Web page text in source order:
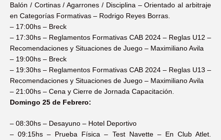
Balón / Cortinas / Agarrones / Disciplina – Orientado al arbitraje
en Categorías Formativas – Rodrigo Reyes Borras.
– 17:00hs – Breck
– 17:30hs – Reglamentos Formativas CAB 2024 – Reglas U12 –
Recomendaciones y Situaciones de Juego – Maximiliano Avila
– 19:00hs – Breck
– 19:30hs – Reglamentos Formativas CAB 2024 – Reglas U13 –
Recomendaciones y Situaciones de Juego – Maximiliano Avila
– 21:00hs – Cena y Cierre de Jornada Capacitación.
Domingo 25 de Febrero:
– 08:30hs – Desayuno – Hotel Deportivo
–09:15hs – Prueba Física – Test Navette – En Club Atlet.